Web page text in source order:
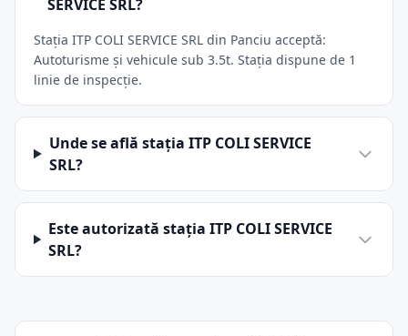
SERVICE SRL?
Stația ITP COLI SERVICE SRL din Panciu acceptă:
Autoturisme și vehicule sub 3.5t. Stația dispune de 1
linie de inspecție.
Unde se află stația ITP COLI SERVICE
SRL?
Este autorizată stația ITP COLI SERVICE
SRL?